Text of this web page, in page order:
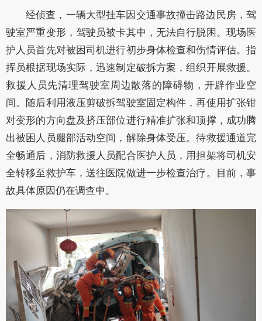
经侦查，一辆大型挂车因交通事故撞击路边民房，驾
驶室严重变形，驾驶员被卡其中，无法自行脱困。现场医
护人员首先对被困司机进行初步身体检查和伤情评估。指
挥员根据现场实际，迅速制定破拆方案，组织开展救援。
救援人员先清理驾驶室周边散落的障碍物，开辟作业空
间。随后利用液压剪破拆驾驶室固定构件，再使用扩张钳
对变形的方向盘及挤压部位进行精准扩张和顶撑，成功腾
出被困人员腿部活动空间，解除身体受压。待救援通道完
全畅通后，消防救援人员配合医护人员，用担架将司机安
全转移至救护车，送往医院做进一步检查治疗。目前，事
故具体原因仍在调查中。